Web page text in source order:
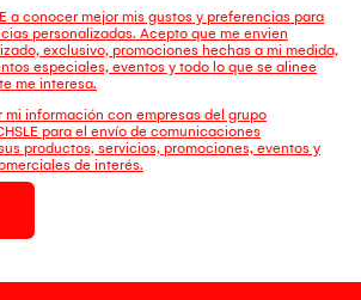
a conocer mejor mis gustos y preferencias para
personalizadas. Acepto que me envien
exclusivo, promociones hechas a mi medida,
especiales, eventos y todo lo que se alinee
me interesa.
información con empresas del grupo
para el envío de comunicaciones
productos, servicios, promociones, eventos y
de interés.